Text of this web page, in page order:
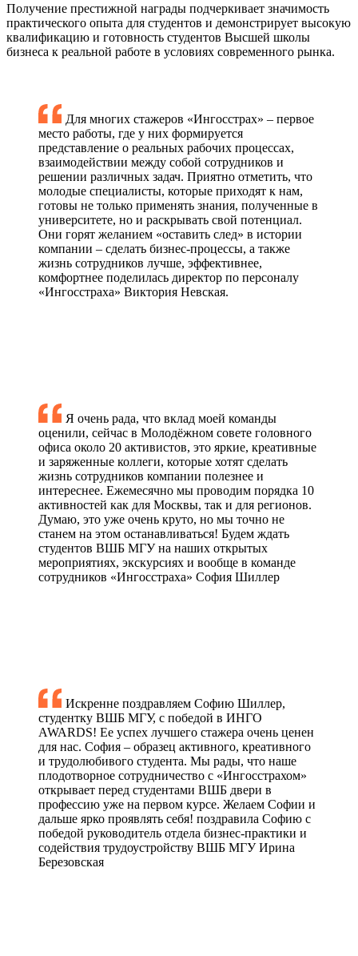
Получение престижной награды подчеркивает значимость
практического опыта для студентов и демонстрирует высокую
квалификацию и готовность студентов Высшей школы
бизнеса к реальной работе в условиях современного рынка.
Для многих стажеров «Ингосстрах» – первое
место работы, где у них формируется
представление о реальных рабочих процессах,
взаимодействии между собой сотрудников и
решении различных задач. Приятно отметить, что
молодые специалисты, которые приходят к нам,
готовы не только применять знания, полученные в
университете, но и раскрывать свой потенциал.
Они горят желанием «оставить след» в истории
компании – сделать бизнес-процессы, а также
жизнь сотрудников лучше, эффективнее,
комфортнее поделилась директор по персоналу
«Ингосстраха» Виктория Невская.
Я очень рада, что вклад моей команды
оценили, сейчас в Молодёжном совете головного
офиса около 20 активистов, это яркие, креативные
и заряженные коллеги, которые хотят сделать
жизнь сотрудников компании полезнее и
интереснее. Ежемесячно мы проводим порядка 10
активностей как для Москвы, так и для регионов.
Думаю, это уже очень круто, но мы точно не
станем на этом останавливаться! Будем ждать
студентов ВШБ МГУ на наших открытых
мероприятиях, экскурсиях и вообще в команде
сотрудников «Ингосстраха» София Шиллер
Искренне поздравляем Софию Шиллер,
студентку ВШБ МГУ, с победой в ИНГО
AWARDS! Ее успех лучшего стажера очень ценен
для нас. София – образец активного, креативного
и трудолюбивого студента. Мы рады, что наше
плодотворное сотрудничество с «Ингосстрахом»
открывает перед студентами ВШБ двери в
профессию уже на первом курсе. Желаем Софии и
дальше ярко проявлять себя! поздравила Софию с
победой руководитель отдела бизнес-практики и
содействия трудоустройству ВШБ МГУ Ирина
Березовская